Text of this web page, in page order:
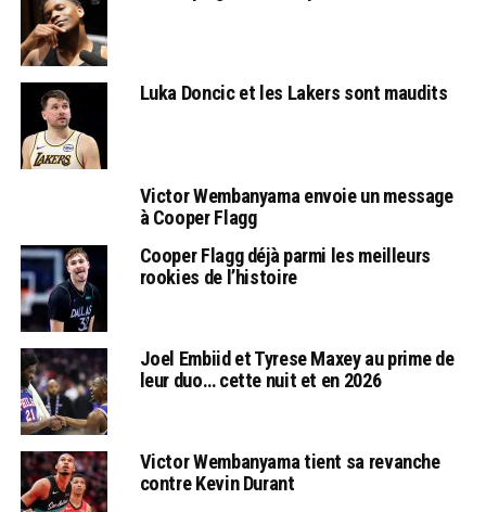
Luka Doncic et les Lakers sont maudits
Victor Wembanyama envoie un message
à Cooper Flagg
Cooper Flagg déjà parmi les meilleurs
rookies de l’histoire
Joel Embiid et Tyrese Maxey au prime de
leur duo… cette nuit et en 2026
Victor Wembanyama tient sa revanche
contre Kevin Durant